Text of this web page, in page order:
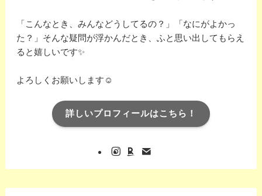
「こんなとき、みんなどうしてるの？」「なにがよかっ
た？」そんな疑問が浮かんだとき、ふと思い出してもらえ
ると嬉しいです✨️
よろしくお願いします☺️
詳しいプロフィールはこちら！